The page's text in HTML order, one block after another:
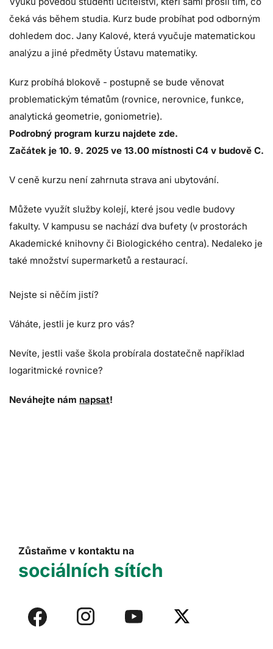
čeká vás během studia. Kurz bude probíhat pod odborným
dohledem doc. Jany Kalové, která vyučuje matematickou
analýzu a jiné předměty Ústavu matematiky.
Kurz probíhá blokově - postupně se bude věnovat
problematickým tématům (rovnice, nerovnice, funkce,
analytická geometrie, goniometrie).
Podrobný program kurzu najdete zde.
Začátek je 10. 9. 2025 ve 13.00 místnosti C4 v budově C.
V ceně kurzu není zahrnuta strava ani ubytování.
Můžete využít služby kolejí, které jsou vedle budovy
fakulty. V kampusu se nachází dva bufety (v prostorách
Akademické knihovny či Biologického centra). Nedaleko je
také množství supermarketů a restaurací.
Nejste si něčím jistí?
Váháte, jestli je kurz pro vás?
Nevíte, jestli vaše škola probírala dostatečně například
logaritmické rovnice?
Neváhejte nám napsat!
Zůstaňme v kontaktu na
sociálních sítích